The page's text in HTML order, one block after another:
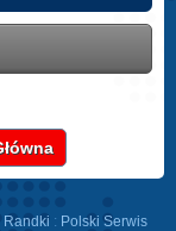
Randki : Polski Serwis